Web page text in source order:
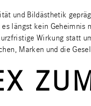
und Bildästhetik
längst kein Geheimnis
Wirkung statt
Marken und die